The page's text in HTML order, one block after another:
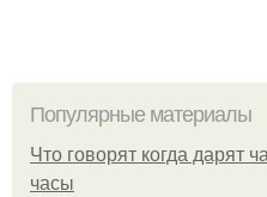
Популярные материалы
Что говорят когда дарят
часы